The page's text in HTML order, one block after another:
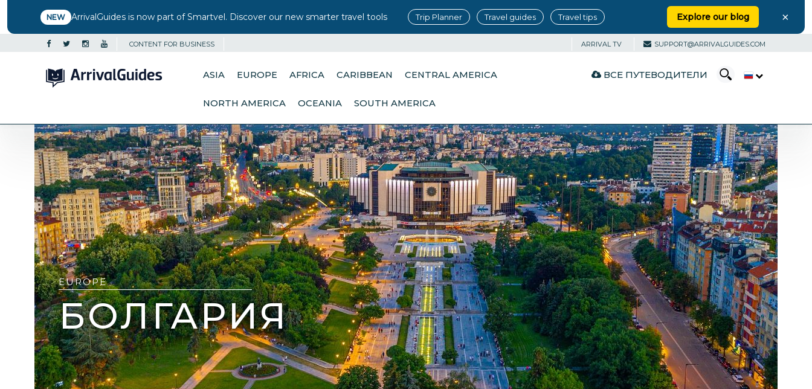
NEW ArrivalGuides is now part of Smartvel. Discover our new smarter travel tools Trip Planner Travel guides Travel tips Explore our blog ×
CONTENT FOR BUSINESS ARRIVAL TV SUPPORT@ARRIVALGUIDES.COM
ASIA EUROPE AFRICA CARIBBEAN CENTRAL AMERICA
NORTH AMERICA OCEANIA SOUTH AMERICA
ВСЕ ПУТЕВОДИТЕЛИ
EUROPE
БОЛГАРИЯ